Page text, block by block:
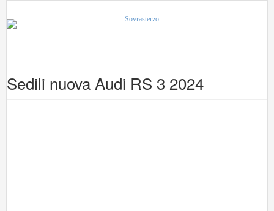
Sedili nuova Audi RS 3 2024